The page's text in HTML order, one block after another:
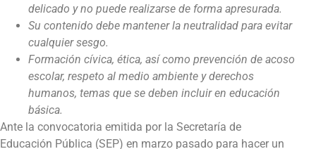
delicado y no puede realizarse de forma apresurada.
Su contenido debe mantener la neutralidad para evitar
cualquier sesgo.
Formación cívica, ética, así como prevención de acoso
escolar, respeto al medio ambiente y derechos
humanos, temas que se deben incluir en educación
básica.
Ante la convocatoria emitida por la Secretaría de
Educación Pública (SEP) en marzo pasado para hacer un